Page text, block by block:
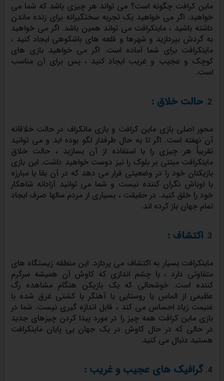
ماین کرافت چگونه است؟ می تواند هر چیزی باشد که شما می
خواهید. اگر می خواهید یک تجربه سختگیرانه برای زنده ماندن
داشته باشید ، ماینکرافت می تواند همین باشد. اگر می خواهید
به گردش بپردازید و شهرها و قلعه های باشکوهی ایجاد کنید ،
ماینکرافت برای شما آماده است. اگر می خواهید بازی های
کوچک و عجیب و غریب ایجاد کنید ، پس برای آن مناسب
است.
حالت خلاق :
محور اصلی بازی ماین کرافت و بازی مانکراف در حالت خلاقانه
آن نهفته است. اگر تا به حال طرفدار لگو بوده اید و می توانید
تقریباً هر چیزی را با استفاده از آن بسازید ، حالت خلاق
ماینکرافت مبتنی بر بلوک را نیز دوست خواهید داشت. این بازی
بازیکنان خود را در وضعیتی قرار می دهد که در آن بقا یا مبارزه
با اوباش نگران کننده نیست و شما می توانید آزادانه شاهکار
خود را خلق کنید. در حقیقت ، بسیاری از مردم سالها صرف ایجاد
تمام جهان باز کرده اند.
اکتشاف :
ماینکرافت بسیار به اکتشاف می پردازد. این منطقه زیستگاه های
متفاوتی دارد ، با چشم اندازی که کاوش آن همیشه سرگرم
کننده است. خوشحالی که یک بازیکن هنگام مشاهده رگ
عظیمی از الماس یا روستایی با آهنگر یا کشتی غرق شده با
غنیمت زیاد احساس می کند ، قابل اندازه گیری نیست. شما در
بازی ماین کرافت همه چیز را در مورد پیدا کردن چیزهای جدید
در حالی که در حال کاوش در یک جهان بی پایان ماینکرافت
هستید دنبال می کنید.
گرافیک های عجیب و غریب :